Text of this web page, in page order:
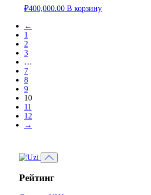
₽400,000.00 В корзину
←
1
2
3
…
7
8
9
10
11
12
→
Рейтинг